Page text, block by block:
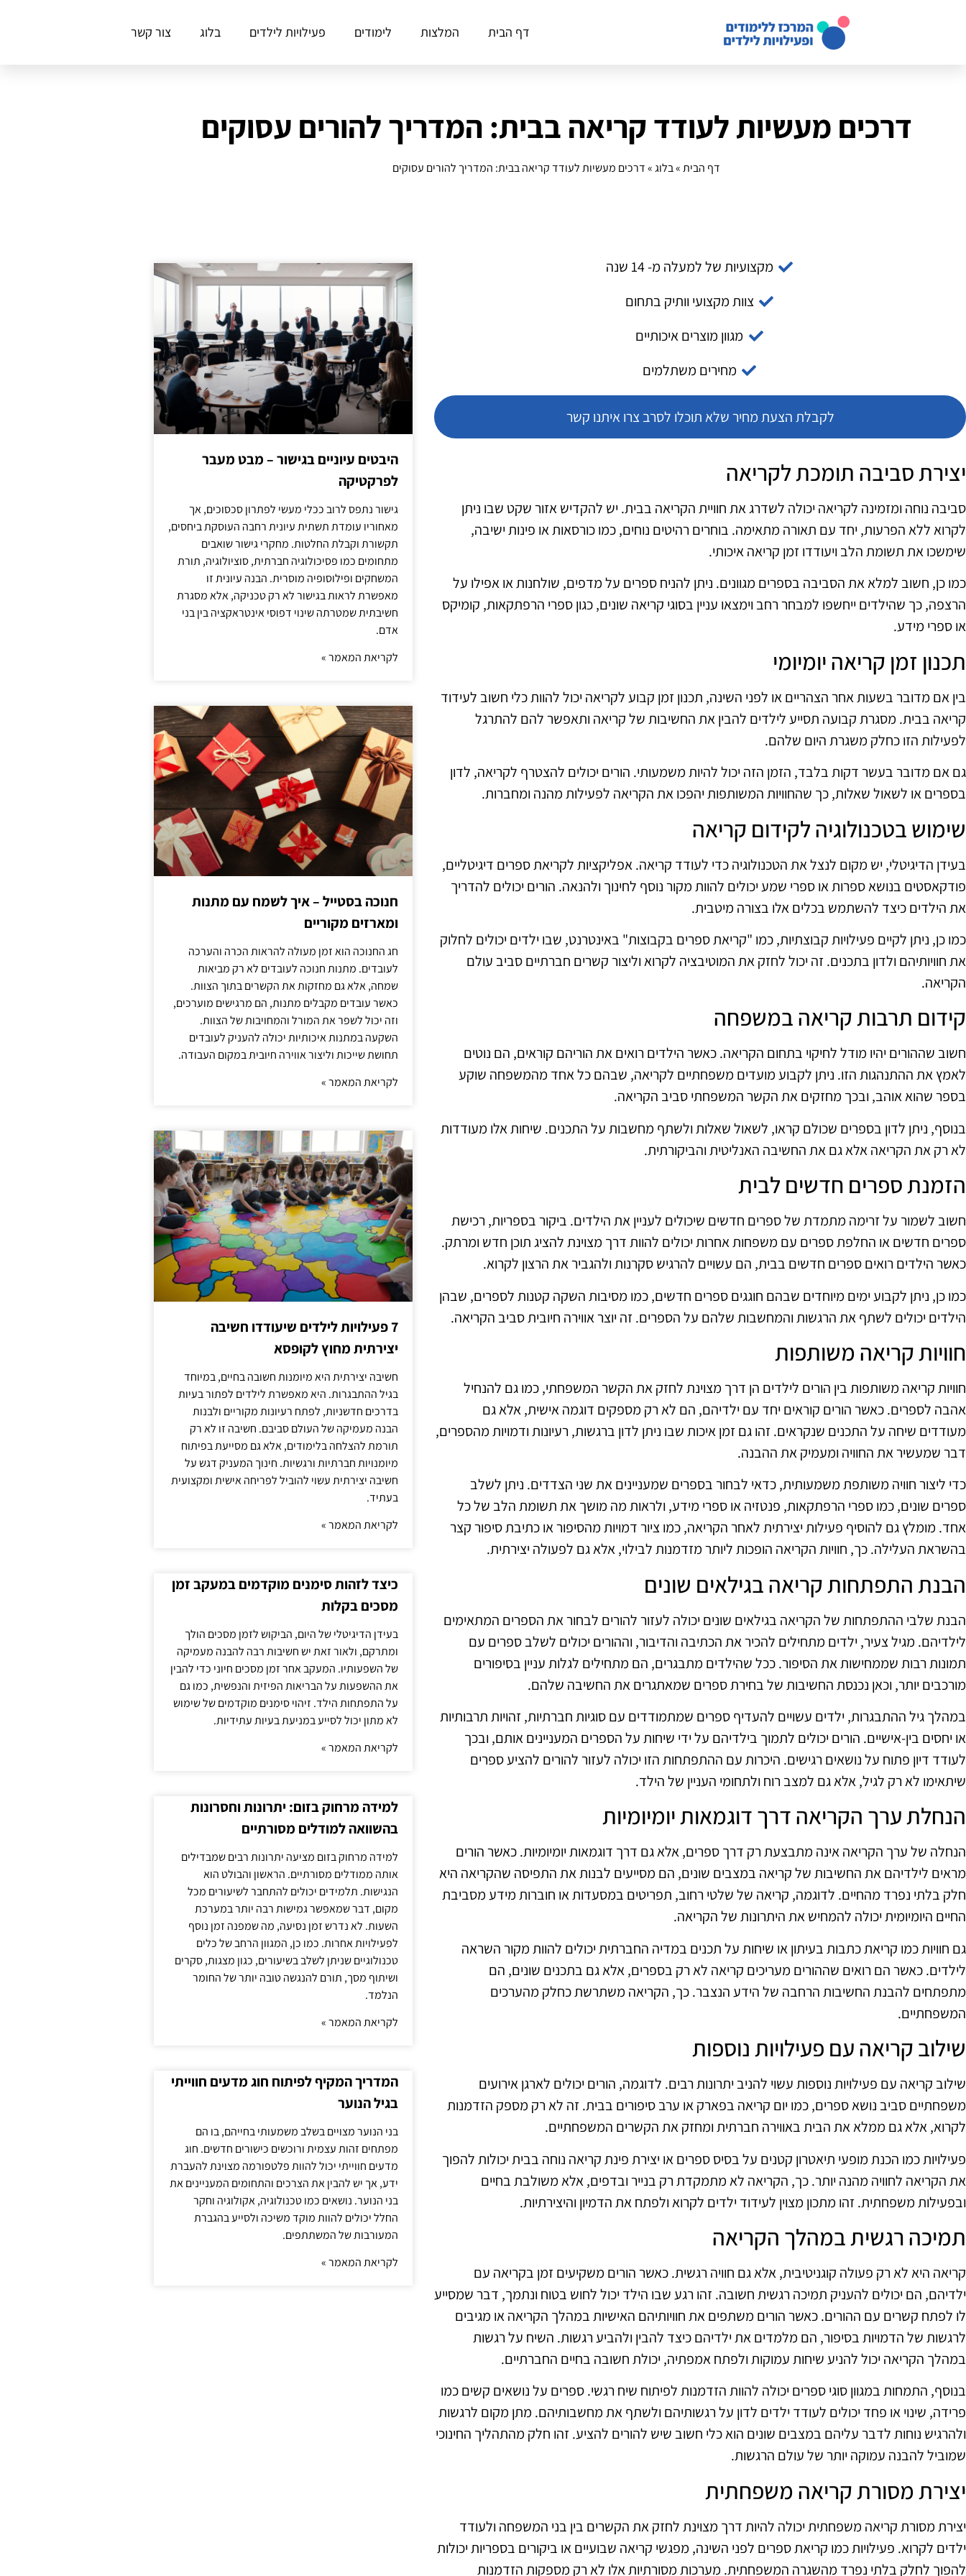
דף הבית המלצות לימודים פעילויות לילדים בלוג צור קשר
דרכים מעשיות לעודד קריאה בבית: המדריך להורים עסוקים
דף הבית»בלוג»דרכים מעשיות לעודד קריאה בבית: המדריך להורים עסוקים
מקצועיות של למעלה מ- 14 שנה
צוות מקצועי וותיק בתחום
מגוון מוצרים איכותיים
מחירים משתלמים
לקבלת הצעת מחיר שלא תוכלו לסרב צרו איתנו קשר
יצירת סביבה תומכת לקריאה
סביבה נוחה ומזמינה לקריאה יכולה לשדרג את חוויית הקריאה בבית. יש להקדיש אזור שקט שבו ניתן
לקרוא ללא הפרעות, יחד עם תאורה מתאימה. בוחרים רהיטים נוחים, כמו כורסאות או פינות ישיבה,
שימשכו את תשומת הלב ויעודדו זמן קריאה איכותי.
כמו כן, חשוב למלא את הסביבה בספרים מגוונים. ניתן להניח ספרים על מדפים, שולחנות או אפילו על
הרצפה, כך שהילדים ייחשפו למבחר רחב וימצאו עניין בסוגי קריאה שונים, כגון ספרי הרפתקאות, קומיקס
או ספרי מידע.
תכנון זמן קריאה יומיומי
בין אם מדובר בשעות אחר הצהריים או לפני השינה, תכנון זמן קבוע לקריאה יכול להוות כלי חשוב לעידוד
קריאה בבית. מסגרת קבועה תסייע לילדים להבין את החשיבות של קריאה ותאפשר להם להתרגל
לפעילות הזו כחלק משגרת היום שלהם.
גם אם מדובר בעשר דקות בלבד, הזמן הזה יכול להיות משמעותי. הורים יכולים להצטרף לקריאה, לדון
בספרים או לשאול שאלות, כך שהחוויות המשותפות יהפכו את הקריאה לפעילות מהנה ומחברות.
שימוש בטכנולוגיה לקידום קריאה
בעידן הדיגיטלי, יש מקום לנצל את הטכנולוגיה כדי לעודד קריאה. אפליקציות לקריאת ספרים דיגיטליים,
פודקאסטים בנושא ספרות או ספרי שמע יכולים להוות מקור נוסף לחינוך ולהנאה. הורים יכולים להדריך
את הילדים כיצד להשתמש בכלים אלו בצורה מיטבית.
כמו כן, ניתן לקיים פעילויות קבוצתיות, כמו "קריאת ספרים בקבוצות" באינטרנט, שבו ילדים יכולים לחלוק
את חוויותיהם ולדון בתכנים. זה יכול לחזק את המוטיבציה לקרוא וליצור קשרים חברתיים סביב עולם
הקריאה.
קידום תרבות קריאה במשפחה
חשוב שההורים יהיו מודל לחיקוי בתחום הקריאה. כאשר הילדים רואים את הוריהם קוראים, הם נוטים
לאמץ את ההתנהגות הזו. ניתן לקבוע מועדים משפחתיים לקריאה, שבהם כל אחד מהמשפחה שוקע
בספר שהוא אוהב, ובכך מחזקים את הקשר המשפחתי סביב הקריאה.
בנוסף, ניתן לדון בספרים שכולם קראו, לשאול שאלות ולשתף מחשבות על התכנים. שיחות אלו מעודדות
לא רק את הקריאה אלא גם את החשיבה האנליטית והביקורתית.
הזמנת ספרים חדשים לבית
חשוב לשמור על זרימה מתמדת של ספרים חדשים שיכולים לעניין את הילדים. ביקור בספריות, רכישת
ספרים חדשים או החלפת ספרים עם משפחות אחרות יכולים להוות דרך מצוינת להציג תוכן חדש ומרתק.
כאשר הילדים רואים ספרים חדשים בבית, הם עשויים להרגיש סקרנות ולהגביר את הרצון לקרוא.
כמו כן, ניתן לקבוע ימים מיוחדים שבהם חוגגים ספרים חדשים, כמו מסיבות השקה קטנות לספרים, שבהן
הילדים יכולים לשתף את הרגשות והמחשבות שלהם על הספרים. זה יוצר אווירה חיובית סביב הקריאה.
חוויות קריאה משותפות
חוויות קריאה משותפות בין הורים לילדים הן דרך מצוינת לחזק את הקשר המשפחתי, כמו גם להנחיל
אהבה לספרים. כאשר הורים קוראים יחד עם ילדיהם, הם לא רק מספקים דוגמה אישית, אלא גם
מעודדים שיחה על התכנים שנקראים. זהו גם זמן איכות שבו ניתן לדון ברגשות, רעיונות ודמויות מהספרים,
דבר שמעשיר את החוויה ומעמיק את ההבנה.
כדי ליצור חוויה משותפת משמעותית, כדאי לבחור בספרים שמעניינים את שני הצדדים. ניתן לשלב
ספרים שונים, כמו ספרי הרפתקאות, פנטזיה או ספרי מידע, ולראות מה מושך את תשומת הלב של כל
אחד. מומלץ גם להוסיף פעילות יצירתית לאחר הקריאה, כמו ציור דמויות מהסיפור או כתיבת סיפור קצר
בהשראת העלילה. כך, חוויות הקריאה הופכות ליותר מזדמנות לבילוי, אלא גם לפעולה יצירתית.
הבנת התפתחות קריאה בגילאים שונים
הבנת שלבי ההתפתחות של הקריאה בגילאים שונים יכולה לעזור להורים לבחור את הספרים המתאימים
לילדיהם. מגיל צעיר, ילדים מתחילים להכיר את הכתיבה והדיבור, וההורים יכולים לשלב ספרים עם
תמונות רבות שממחישות את הסיפור. ככל שהילדים מתבגרים, הם מתחילים לגלות עניין בסיפורים
מורכבים יותר, וכאן נכנסת החשיבות של בחירת ספרים שמאתגרים את החשיבה שלהם.
במהלך גיל ההתבגרות, ילדים עשויים להעדיף ספרים שמתמודדים עם סוגיות חברתיות, זהויות תרבותיות
או יחסים בין-אישיים. הורים יכולים לתמוך בילדיהם על ידי שיחות על הספרים המעניינים אותם, ובכך
לעודד דיון פתוח על נושאים רגישים. היכרות עם ההתפתחות הזו יכולה לעזור להורים להציע ספרים
שיתאימו לא רק לגיל, אלא גם למצב רוח ולתחומי העניין של הילד.
הנחלת ערך הקריאה דרך דוגמאות יומיומיות
הנחלה של ערך הקריאה אינה מתבצעת רק דרך ספרים, אלא גם דרך דוגמאות יומיומיות. כאשר הורים
מראים לילדיהם את החשיבות של קריאה במצבים שונים, הם מסייעים לבנות את התפיסה שהקריאה היא
חלק בלתי נפרד מהחיים. לדוגמה, קריאה של שלטי רחוב, תפריטים במסעדות או חוברות מידע מסביבת
החיים היומיומית יכולה להמחיש את היתרונות של הקריאה.
גם חוויות כמו קריאת כתבות בעיתון או שיחות על תכנים במדיה החברתית יכולים להוות מקור השראה
לילדים. כאשר הם רואים שההורים מעריכים קריאה לא רק בספרים, אלא גם בתכנים שונים, הם
מתפתחים להבנת החשיבות הרחבה של הידע הנצבר. כך, הקריאה משתרשת כחלק מהערכים
המשפחתיים.
שילוב קריאה עם פעילויות נוספות
שילוב קריאה עם פעילויות נוספות עשוי להניב יתרונות רבים. לדוגמה, הורים יכולים לארגן אירועים
משפחתיים סביב נושא ספרים, כמו יום קריאה בפארק או ערב סיפורים בבית. זה לא רק מספק הזדמנות
לקרוא, אלא גם ממלא את הבית באווירה חברתית ומחזק את הקשרים המשפחתיים.
פעילויות כמו הכנת מופעי תיאטרון קטנים על בסיס ספרים או יצירת פינת קריאה נוחה בבית יכולות להפוך
את הקריאה לחוויה מהנה יותר. כך, הקריאה לא מתמקדת רק בנייר ובדפים, אלא משולבת בחיים
ובפעילות משפחתית. זהו מתכון מצוין לעידוד ילדים לקרוא ולפתח את הדמיון והיצירתיות.
תמיכה רגשית במהלך הקריאה
קריאה היא לא רק פעולה קוגניטיבית, אלא גם חוויה רגשית. כאשר הורים משקיעים זמן בקריאה עם
ילדיהם, הם יכולים להעניק תמיכה רגשית חשובה. זהו רגע שבו הילד יכול לחוש בטוח ונתמך, דבר שמסייע
לו לפתח קשרים עם ההורים. כאשר הורים משתפים את חוויותיהם האישיות במהלך הקריאה או מגיבים
לרגשות של הדמויות בסיפור, הם מלמדים את ילדיהם כיצד להבין ולהביע רגשות. השיח על רגשות
במהלך הקריאה יכול להניע שיחות עמוקות ולפתח אמפתיה, יכולת חשובה בחיים החברתיים.
בנוסף, התמחות במגוון סוגי ספרים יכולה להוות הזדמנות לפיתוח שיח רגשי. ספרים על נושאים קשים כמו
פרידה, שינוי או פחד יכולים לעודד ילדים לדון על רגשותיהם ולשתף את מחשבותיהם. מתן מקום לרגשות
ולהרגיש נוחות לדבר עליהם במצבים שונים הוא כלי חשוב שיש להורים להציע. זהו חלק מהתהליך החינוכי
שמוביל להבנה עמוקה יותר של עולם הרגשות.
יצירת מסורת קריאה משפחתית
יצירת מסורת קריאה משפחתית יכולה להיות דרך מצוינת לחזק את הקשרים בין בני המשפחה ולעודד
ילדים לקרוא. פעילויות כמו קריאת ספרים לפני השינה, מפגשי קריאה שבועיים או ביקורים בספריות יכולות
להפוך לחלק בלתי נפרד מהשגרה המשפחתית. מערכות מסורתיות אלו לא רק מספקות הזדמנות
היבטים עיוניים בגישור – מבט מעבר
לפרקטיקה
גישור נתפס לרוב ככלי מעשי לפתרון סכסוכים, אך
מאחוריו עומדת תשתית עיונית רחבה העוסקת ביחסים,
תקשורת וקבלת החלטות. מחקרי גישור שואבים
מתחומים כמו פסיכולוגיה חברתית, סוציולוגיה, תורת
המשחקים ופילוסופיה מוסרית. הבנה עיונית זו
מאפשרת לראות בגישור לא רק טכניקה, אלא מסגרת
חשיבתית שמטרתה שינוי דפוסי אינטראקציה בין בני
אדם.
לקריאת המאמר »
חנוכה בסטייל – איך לשמח עם מתנות
ומארזים מקוריים
חג החנוכה הוא זמן מעולה להראות הכרה והערכה
לעובדים. מתנות חנוכה לעובדים לא רק מביאות
שמחה, אלא גם מחזקות את הקשרים בתוך הצוות.
כאשר עובדים מקבלים מתנות, הם מרגישים מוערכים,
וזה יכול לשפר את המורל והמחויבות של הצוות.
השקעה במתנות איכותיות יכולה להעניק לעובדים
תחושת שייכות וליצור אווירה חיובית במקום העבודה.
לקריאת המאמר »
7 פעילויות לילדים שיעודדו חשיבה
יצירתית מחוץ לקופסא
חשיבה יצירתית היא מיומנות חשובה בחיים, במיוחד
בגיל ההתבגרות. היא מאפשרת לילדים לפתור בעיות
בדרכים חדשניות, לפתח רעיונות מקוריים ולבנות
הבנה מעמיקה של העולם סביבם. חשיבה זו לא רק
תורמת להצלחה בלימודים, אלא גם מסייעת בפיתוח
מיומנויות חברתיות ורגשיות. חינוך המעניק דגש על
חשיבה יצירתית עשוי להוביל לפריחה אישית ומקצועית
בעתיד.
לקריאת המאמר »
כיצד לזהות סימנים מוקדמים במעקב זמן
מסכים בקלות
בעידן הדיגיטלי של היום, הביקוש לזמן מסכים הולך
ומתרקם, ולאור זאת יש חשיבות רבה להבנה מעמיקה
של השפעותיו. המעקב אחר זמן מסכים חיוני כדי להבין
את ההשפעות על הבריאות הפיזית והנפשית, כמו גם
על התפתחות הילד. זיהוי סימנים מוקדמים של שימוש
לא מתון יכול לסייע במניעת בעיות עתידיות.
לקריאת המאמר »
למידה מרחוק בזום: יתרונות וחסרונות
בהשוואה למודלים מסורתיים
למידה מרחוק בזום מציעה יתרונות רבים שמבדילים
אותה ממודלים מסורתיים. הראשון והבולט הוא
הנגישות. תלמידים יכולים להתחבר לשיעורים מכל
מקום, דבר שמאפשר גמישות רבה יותר במערכת
השעות. לא נדרש זמן נסיעה, מה שמפנה זמן נוסף
לפעילויות אחרות. כמו כן, המגוון הרחב של כלים
טכנולוגיים שניתן לשלב בשיעורים, כגון מצגות, סקרים
ושיתוף מסך, תורם להנגשה טובה יותר של החומר
הנלמד.
לקריאת המאמר »
המדריך המקיף לפיתוח חוג מדעים חווייתי
בגיל הנוער
בני הנוער מצויים בשלב משמעותי בחייהם, בו הם
מפתחים זהות עצמית ורוכשים כישורים חדשים. חוג
מדעים חווייתי יכול להוות פלטפורמה מצוינת להעברת
ידע, אך יש להבין את הצרכים והתחומים המעניינים את
בני הנוער. נושאים כמו טכנולוגיה, אקולוגיה וחקר
החלל יכולים להוות מוקד משיכה ולסייע בהגברת
המעורבות של המשתתפים.
לקריאת המאמר »